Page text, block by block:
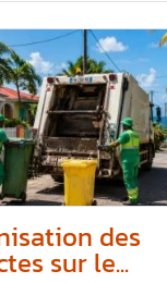
des
sur le...